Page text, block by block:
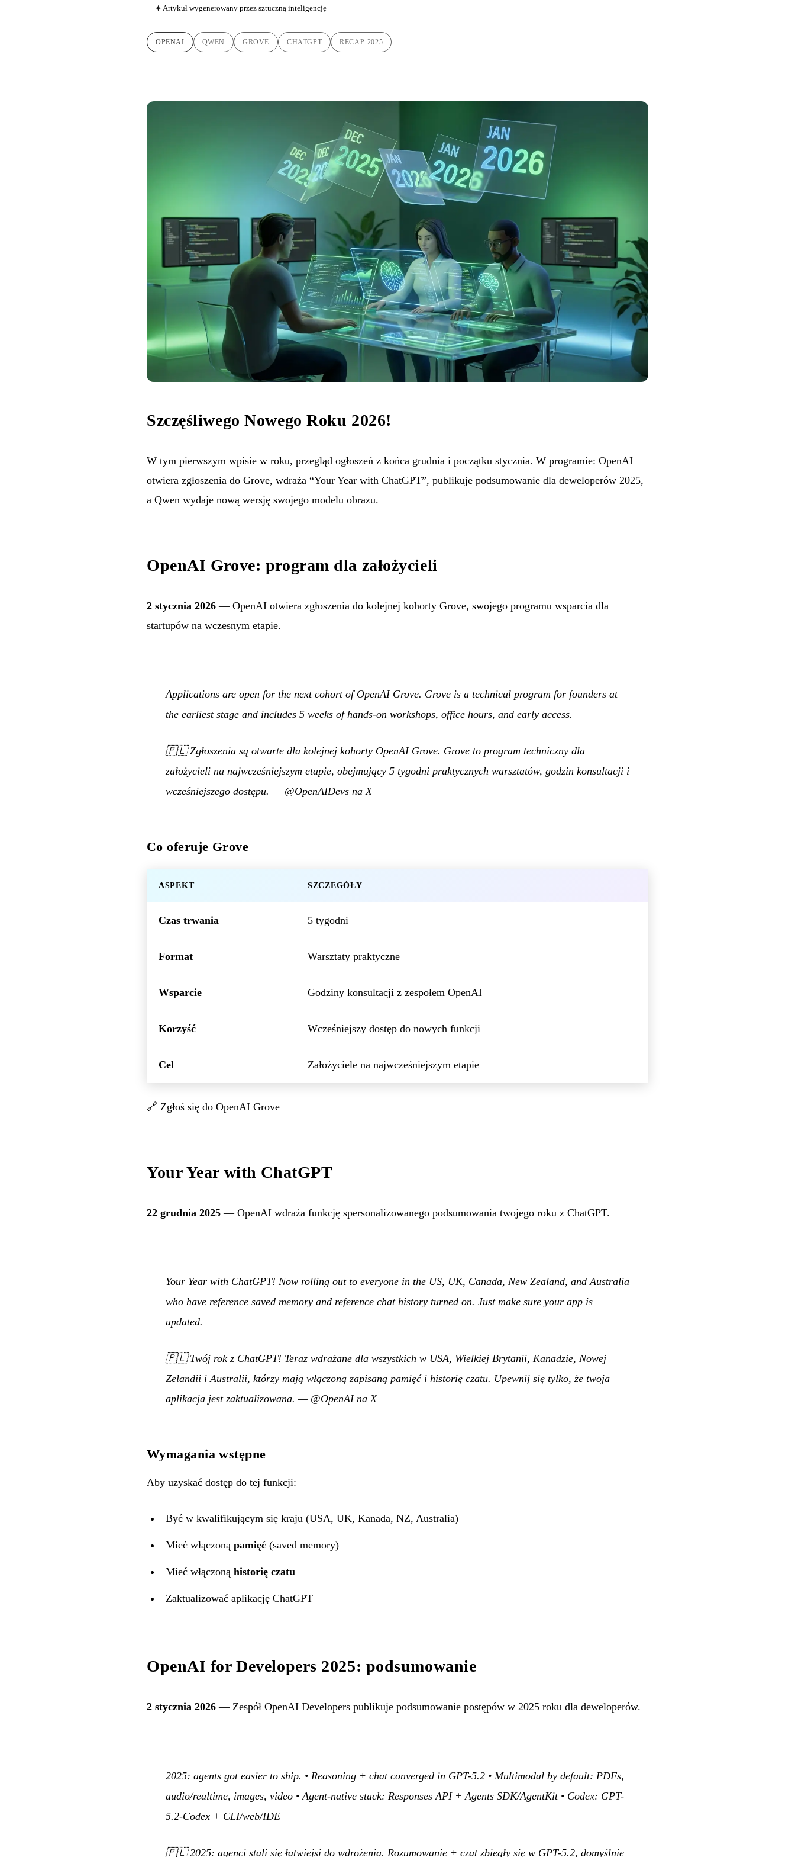
Artykuł wygenerowany przez sztuczną inteligencję
OPENAI QWEN GROVE CHATGPT RECAP-2025
Szczęśliwego Nowego Roku 2026!
W tym pierwszym wpisie w roku, przegląd ogłoszeń z końca grudnia i początku stycznia. W programie: OpenAI
otwiera zgłoszenia do Grove, wdraża “Your Year with ChatGPT”, publikuje podsumowanie dla deweloperów 2025,
a Qwen wydaje nową wersję swojego modelu obrazu.
OpenAI Grove: program dla założycieli
2 stycznia 2026 — OpenAI otwiera zgłoszenia do kolejnej kohorty Grove, swojego programu wsparcia dla
startupów na wczesnym etapie.
Applications are open for the next cohort of OpenAI Grove. Grove is a technical program for founders at
the earliest stage and includes 5 weeks of hands-on workshops, office hours, and early access.
🇵🇱Zgłoszenia są otwarte dla kolejnej kohorty OpenAI Grove. Grove to program techniczny dla
założycieli na najwcześniejszym etapie, obejmujący 5 tygodni praktycznych warsztatów, godzin konsultacji i
wcześniejszego dostępu. — @OpenAIDevs na X
Co oferuje Grove
ASPEKT SZCZEGÓŁY
Czas trwania 5 tygodni
Format Warsztaty praktyczne
Wsparcie Godziny konsultacji z zespołem OpenAI
Korzyść Wcześniejszy dostęp do nowych funkcji
Cel Założyciele na najwcześniejszym etapie
🔗 Zgłoś się do OpenAI Grove
Your Year with ChatGPT
22 grudnia 2025 — OpenAI wdraża funkcję spersonalizowanego podsumowania twojego roku z ChatGPT.
Your Year with ChatGPT! Now rolling out to everyone in the US, UK, Canada, New Zealand, and Australia
who have reference saved memory and reference chat history turned on. Just make sure your app is
updated.
🇵🇱Twój rok z ChatGPT! Teraz wdrażane dla wszystkich w USA, Wielkiej Brytanii, Kanadzie, Nowej
Zelandii i Australii, którzy mają włączoną zapisaną pamięć i historię czatu. Upewnij się tylko, że twoja
aplikacja jest zaktualizowana. — @OpenAI na X
Wymagania wstępne
Aby uzyskać dostęp do tej funkcji:
Być w kwalifikującym się kraju (USA, UK, Kanada, NZ, Australia)
Mieć włączoną pamięć (saved memory)
Mieć włączoną historię czatu
Zaktualizować aplikację ChatGPT
OpenAI for Developers 2025: podsumowanie
2 stycznia 2026 — Zespół OpenAI Developers publikuje podsumowanie postępów w 2025 roku dla deweloperów.
2025: agents got easier to ship. • Reasoning + chat converged in GPT-5.2 • Multimodal by default: PDFs,
audio/realtime, images, video • Agent-native stack: Responses API + Agents SDK/AgentKit • Codex: GPT-
5.2-Codex + CLI/web/IDE
🇵🇱2025: agenci stali się łatwiejsi do wdrożenia. Rozumowanie + czat zbiegły się w GPT-5.2, domyślnie